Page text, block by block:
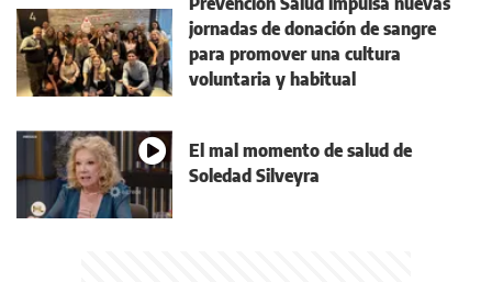
jornadas de donación de sangre
para promover una cultura
voluntaria y habitual
El mal momento de salud de
Soledad Silveyra